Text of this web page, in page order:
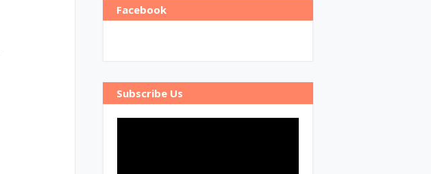
Facebook
Subscribe Us